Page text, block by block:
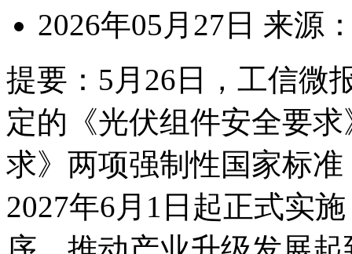
2026年05月27日 来源
提要： 5月26日，工信微
定的《光伏组件安全要
求》两项强制性国家标
2027年6月1日起正式实